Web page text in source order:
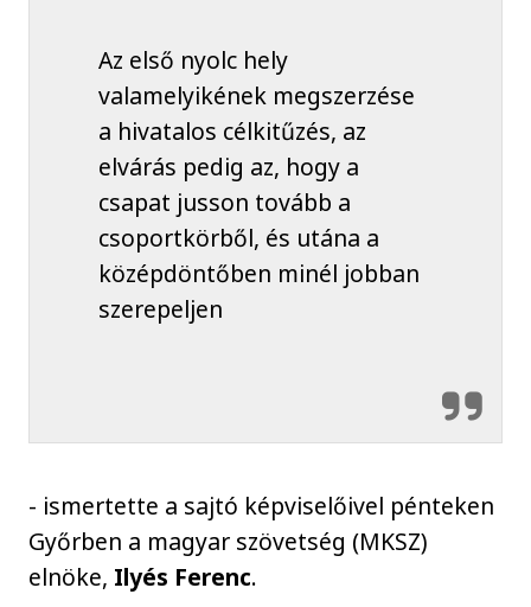
Az első nyolc hely
valamelyikének megszerzése
a hivatalos célkitűzés, az
elvárás pedig az, hogy a
csapat jusson tovább a
csoportkörből, és utána a
középdöntőben minél jobban
szerepeljen
- ismertette a sajtó képviselőivel pénteken
Győrben a magyar szövetség (MKSZ)
elnöke, Ilyés Ferenc.